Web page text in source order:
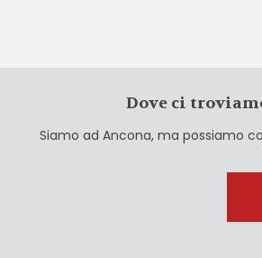
Dove ci
Siamo ad Ancona, ma possiamo